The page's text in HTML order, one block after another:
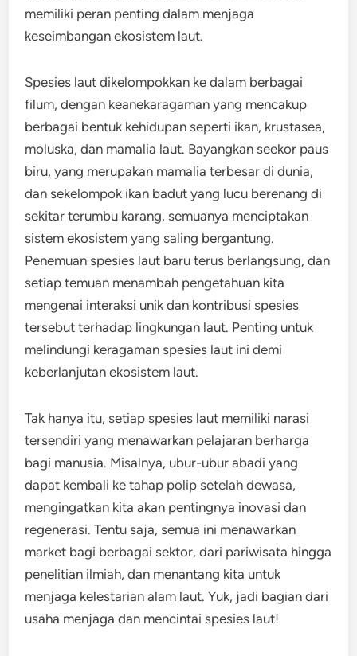
memiliki peran penting dalam menjaga
keseimbangan ekosistem laut.
Spesies laut dikelompokkan ke dalam berbagai
filum, dengan keanekaragaman yang mencakup
berbagai bentuk kehidupan seperti ikan, krustasea,
moluska, dan mamalia laut. Bayangkan seekor paus
biru, yang merupakan mamalia terbesar di dunia,
dan sekelompok ikan badut yang lucu berenang di
sekitar terumbu karang, semuanya menciptakan
sistem ekosistem yang saling bergantung.
Penemuan spesies laut baru terus berlangsung, dan
setiap temuan menambah pengetahuan kita
mengenai interaksi unik dan kontribusi spesies
tersebut terhadap lingkungan laut. Penting untuk
melindungi keragaman spesies laut ini demi
keberlanjutan ekosistem laut.
Tak hanya itu, setiap spesies laut memiliki narasi
tersendiri yang menawarkan pelajaran berharga
bagi manusia. Misalnya, ubur-ubur abadi yang
dapat kembali ke tahap polip setelah dewasa,
mengingatkan kita akan pentingnya inovasi dan
regenerasi. Tentu saja, semua ini menawarkan
market bagi berbagai sektor, dari pariwisata hingga
penelitian ilmiah, dan menantang kita untuk
menjaga kelestarian alam laut. Yuk, jadi bagian dari
usaha menjaga dan mencintai spesies laut!